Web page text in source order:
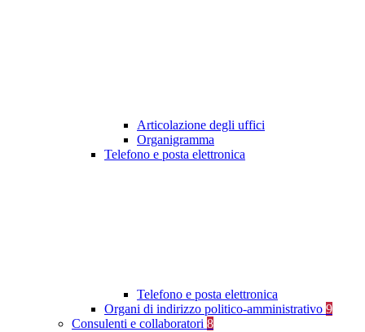
Articolazione degli uffici
Organigramma
Telefono e posta elettronica
Telefono e posta elettronica
Organi di indirizzo politico-amministrativo 9
Consulenti e collaboratori 8